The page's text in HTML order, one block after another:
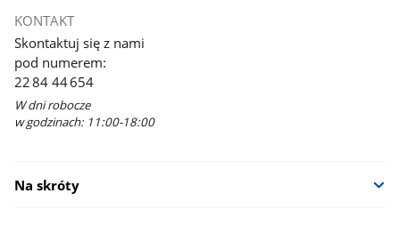
KONTAKT
Skontaktuj się z nami
pod numerem:
22 84 44 654
W dni robocze
w godzinach: 11:00-18:00
Na skróty